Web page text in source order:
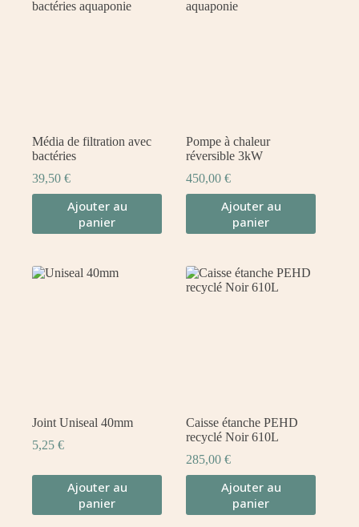
Média de filtration avec
bactéries
39,50 €
Ajouter au
panier
Pompe à chaleur
réversible 3kW
450,00€
Ajouter au
panier
Joint Uniseal 40mm
5,25 €
Ajouter au
panier
Caisse étanche PEHD
recyclé Noir 610L
285,00€
Ajouter au
panier